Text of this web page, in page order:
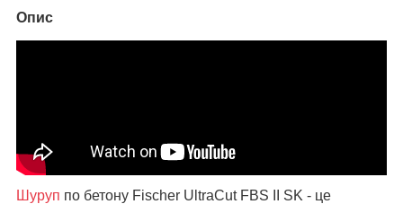
Опис
Шуруп по бетону Fischer UltraCut FBS II SK - це